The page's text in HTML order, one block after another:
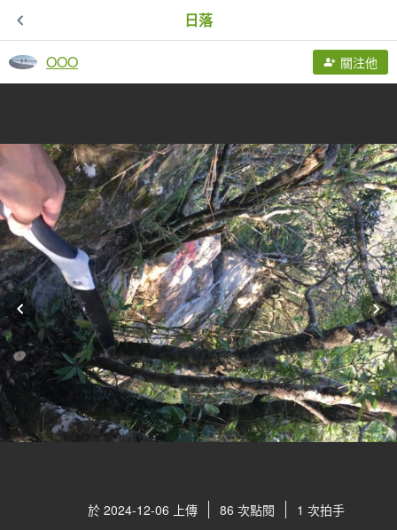
日落
OOO 關注他
於 2024-12-06 上傳 86 次點閱 1 次拍手